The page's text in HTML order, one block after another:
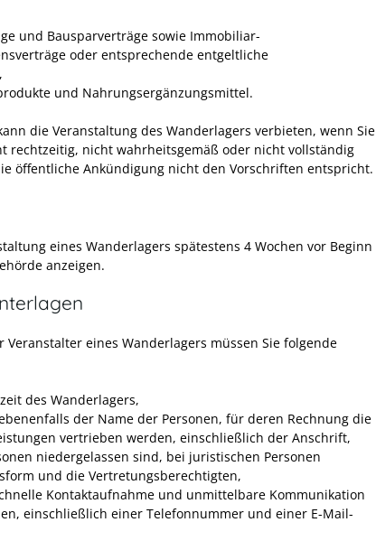
und Bausparverträge sowie Immobiliar-
oder entsprechende entgeltliche
und Nahrungsergänzungsmittel.
die Veranstaltung des Wanderlagers verbieten, wenn Sie
rechtzeitig, nicht wahrheitsgemäß oder nicht vollständig
öffentliche Ankündigung nicht den Vorschriften entspricht.
eines Wanderlagers spätestens 4 Wochen vor Beginn
anzeigen.
Veranstalter eines Wanderlagers müssen Sie folgende
des Wanderlagers,
der Name der Personen, für deren Rechnung die
vertrieben werden, einschließlich der Anschrift,
niedergelassen sind, bei juristischen Personen
und die Vertretungsberechtigten,
Kontaktaufnahme und unmittelbare Kommunikation
einschließlich einer Telefonnummer und einer E-Mail-